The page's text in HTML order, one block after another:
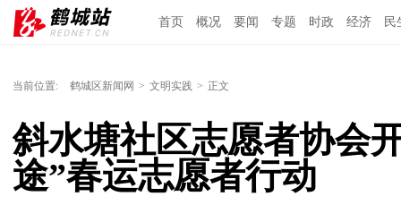
首页 概况 要闻 专题 时政 经济 民
当前位置: 鹤城区新闻网 > 文明实践 > 正文
斜水塘社区志愿者协会
途”春运志愿者行动